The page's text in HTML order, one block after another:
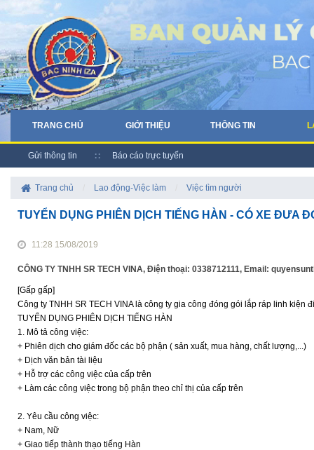
TRANG CHỦ GIỚI THIỆU THÔNG TIN
Gửi thông tin Báo cáo trực tuyến
Trang chủ Lao động-Việc làm Việc tìm người
TUYỂN DỤNG PHIÊN DỊCH TIẾNG HÀN - CÓ XE ĐƯA
11:28 15/08/2019
CÔNG TY TNHH SR TECH VINA, Điện thoại: 0338712111, Email:
[Gấp gấp]
Công ty TNHH SR TECH VINA là công ty gia công đóng gói lắp ráp linh kiện
TUYỂN DỤNG PHIÊN DỊCH TIẾNG HÀN
1. Mô tả công việc:
+ Phiên dịch cho giám đốc các bộ phận ( sản xuất, mua hàng, chất lượng,...)
+ Dịch văn bản tài liệu
+ Hỗ trợ các công việc của cấp trên
+ Làm các công việc trong bộ phận theo chỉ thị của cấp trên
2. Yêu cầu công việc:
+ Nam, Nữ
+ Giao tiếp thành thạo tiếng Hàn